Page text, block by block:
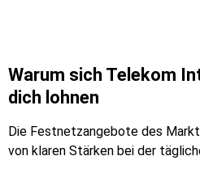
Warum sich Telekom
dich lohnen
Die Festnetzangebote des
von klaren Stärken bei der